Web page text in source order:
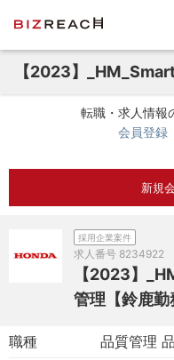
転職・求人情報
会員登録
新規
採用企業案件
求人番号 8234922
【2023】
管理【鈴鹿勤
職種
品質管理